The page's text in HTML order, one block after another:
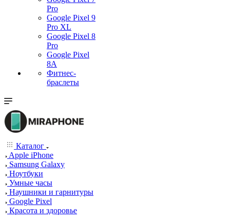
Pro
Google Pixel 9
Pro XL
Google Pixel 8
Pro
Google Pixel
8A
Фитнес-
браслеты
Каталог
Apple iPhone
Samsung Galaxy
Ноутбуки
Умные часы
Наушники и гарнитуры
Google Pixel
Красота и здоровье